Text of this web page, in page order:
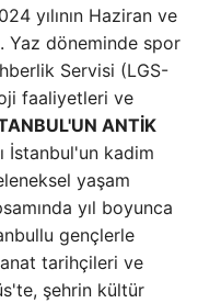
yılının Haziran ve
Yaz döneminde spor
Servisi (LGS-
faaliyetleri ve
ANTİK
İstanbul'un kadim
yaşam
yıl boyunca
gençlerle
tarihçileri ve
şehrin kültür